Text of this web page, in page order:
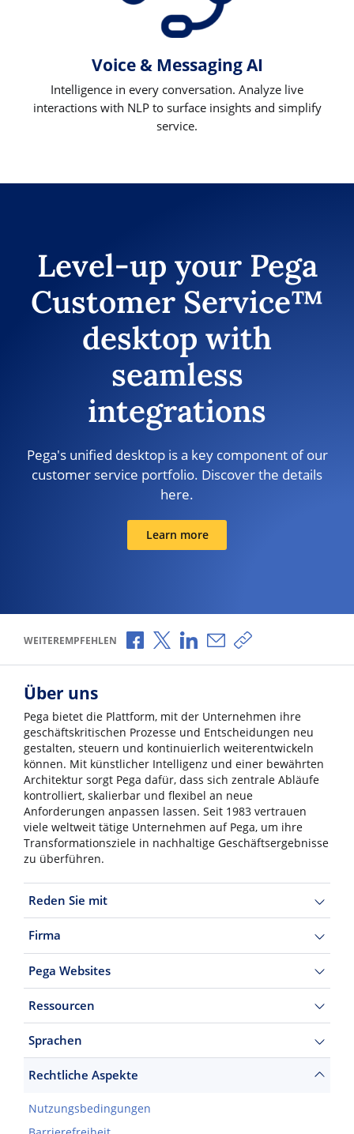
Voice & Messaging AI
Intelligence in every conversation. Analyze live
interactions with NLP to surface insights and simplify
service.
Level-up your Pega
Customer Service™
desktop with
seamless
integrations
Pega's unified desktop is a key component of our
customer service portfolio. Discover the details
here.
Learn more
WEITEREMPFEHLEN Über Facebook teilen
Über X teilen
Über LinkedIn teilen
Über E-Mail teilen
Link zum Teilen
Über uns
Pega bietet die Plattform, mit der Unternehmen ihre
geschäftskritischen Prozesse und Entscheidungen neu
gestalten, steuern und kontinuierlich weiterentwickeln
können. Mit künstlicher Intelligenz und einer bewährten
Architektur sorgt Pega dafür, dass sich zentrale Abläufe
kontrolliert, skalierbar und flexibel an neue
Anforderungen anpassen lassen. Seit 1983 vertrauen
viele weltweit tätige Unternehmen auf Pega, um ihre
Transformationsziele in nachhaltige Geschäftsergebnisse
zu überführen.
Reden Sie mit
Firma
Pega Websites
Ressourcen
Sprachen
Rechtliche Aspekte
Nutzungsbedingungen